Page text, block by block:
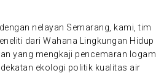
nelayan Semarang, kami, tim
dari Wahana Lingkungan Hidup
yang mengkaji pencemaran logam
ekologi politik kualitas air